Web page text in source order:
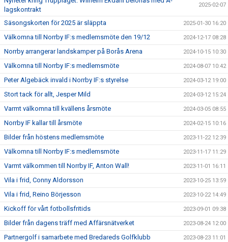
lagskontrakt
2025-02-07
Säsongskorten för 2025 är släppta 2025-01-30 16:20
Välkomna till Norrby IF:s medlemsmöte den 19/12 2024-12-17 08:28
Norrby arrangerar landskamper på Borås Arena 2024-10-15 10:30
Välkomna till Norrby IF:s medlemsmöte 2024-08-07 10:42
Peter Algebäck invald i Norrby IF:s styrelse 2024-03-12 19:00
Stort tack för allt, Jesper Mild 2024-03-12 15:24
Varmt välkomna till kvällens årsmöte 2024-03-05 08:55
Norrby IF kallar till årsmöte 2024-02-15 10:16
Bilder från höstens medlemsmöte 2023-11-22 12:39
Välkomna till Norrby IF:s medlemsmöte 2023-11-17 11:29
Varmt välkommen till Norrby IF, Anton Wall! 2023-11-01 16:11
Vila i frid, Conny Aldorsson 2023-10-25 13:59
Vila i frid, Reino Börjesson 2023-10-22 14:49
Kickoff för vårt fotbollsfritids 2023-09-01 09:38
Bilder från dagens träff med Affärsnätverket 2023-08-24 12:00
Partnergolf i samarbete med Bredareds Golfklubb 2023-08-23 11:01